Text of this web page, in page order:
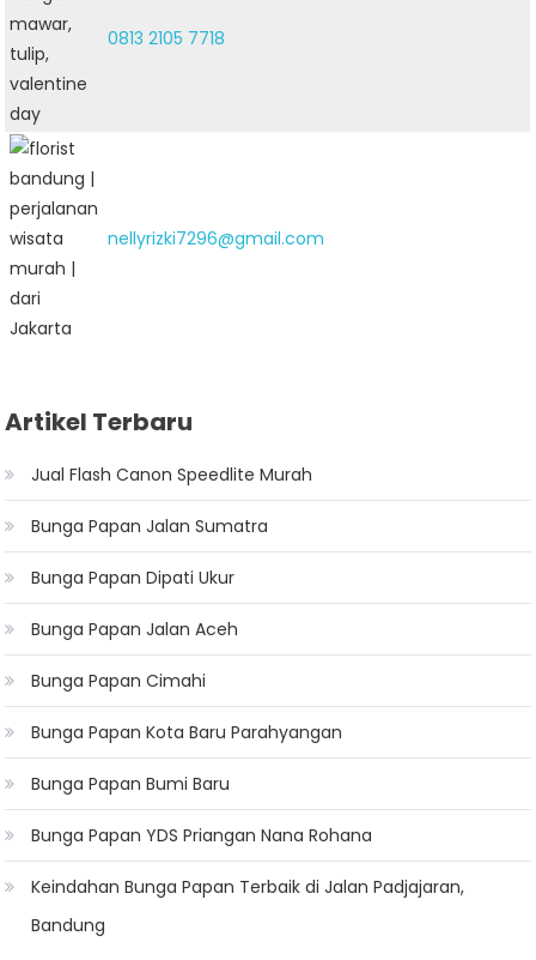
0813 2105 7718
nellyrizki7296@gmail.com
Artikel Terbaru
Jual Flash Canon Speedlite Murah
Bunga Papan Jalan Sumatra
Bunga Papan Dipati Ukur
Bunga Papan Jalan Aceh
Bunga Papan Cimahi
Bunga Papan Kota Baru Parahyangan
Bunga Papan Bumi Baru
Bunga Papan YDS Priangan Nana Rohana
Keindahan Bunga Papan Terbaik di Jalan Padjajaran,
Bandung